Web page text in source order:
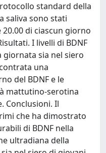
standard della
saliva sono stati
20.00 di ciascun giorno
I livelli di BDNF
giornata sia nel siero
una
del BDNF e le
mattutino-serotina
Conclusioni. Il
che ha dimostrato
di BDNF nella
ultradiana della